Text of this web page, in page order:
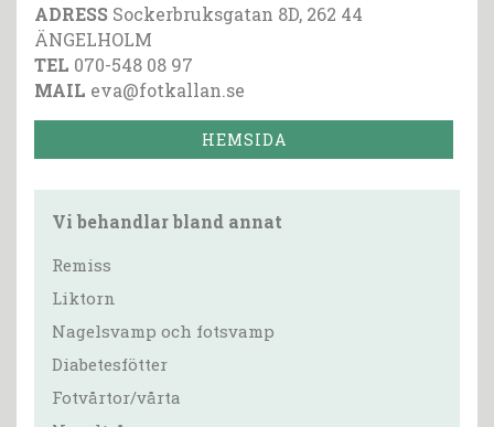
ADRESS Sockerbruksgatan 8D, 262 44
ÄNGELHOLM
TEL 070-548 08 97
MAIL eva@fotkallan.se
HEMSIDA
Vi behandlar bland annat
Remiss
Liktorn
Nagelsvamp och fotsvamp
Diabetesfötter
Fotvårtor/vårta